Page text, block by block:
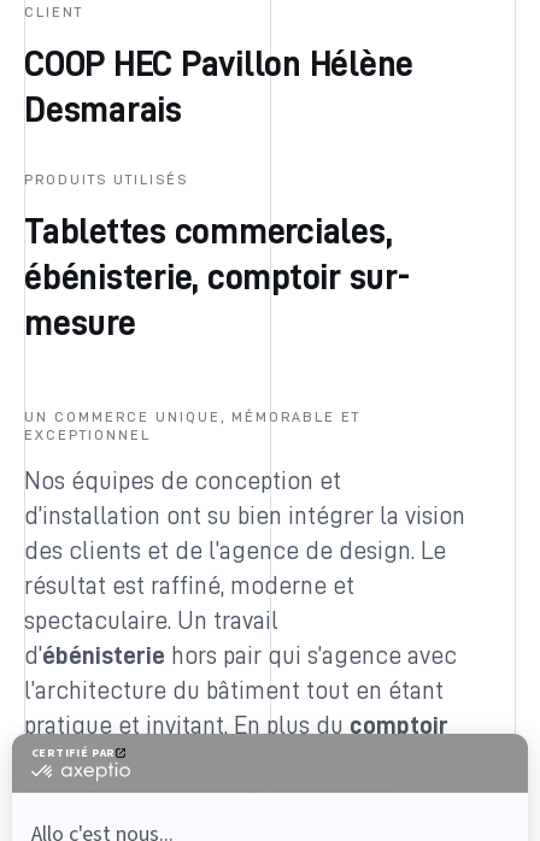
CLIENT
COOP HEC Pavillon Hélène
Desmarais
PRODUITS UTILISÉS
Tablettes commerciales,
ébénisterie, comptoir sur-
mesure
UN COMMERCE UNIQUE, MÉMORABLE ET
EXCEPTIONNEL
Nos équipes de conception et
d’installation ont su bien intégrer la vision
des clients et de l’agence de design. Le
résultat est raffiné, moderne et
spectaculaire. Un travail
d’ébénisterie hors pair qui s’agence avec
l’architecture du bâtiment tout en étant
pratique et invitant. En plus du comptoir
caisseconçu sur-mesure,
uniques en ébénisterie, nous avons
également intégrer nos